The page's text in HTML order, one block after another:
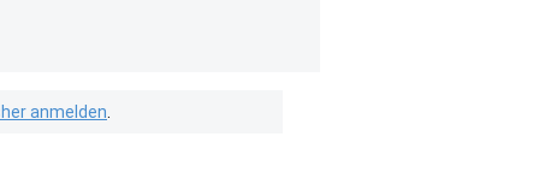
anmelden